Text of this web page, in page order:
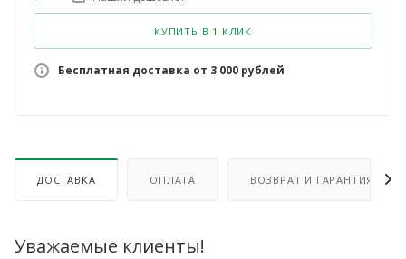
КУПИТЬ В 1 КЛИК
Бесплатная доставка от 3 000 рублей
ДОСТАВКА ОПЛАТА ВОЗВРАТ И ГАРАНТИЯ
Уважаемые клиенты!